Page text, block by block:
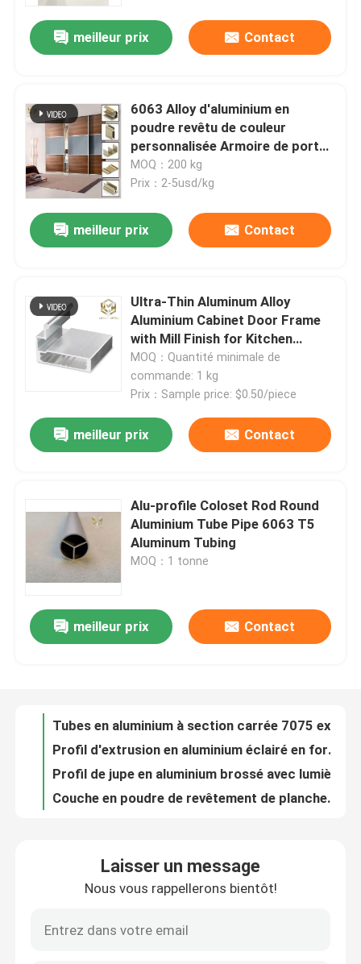
Produits
Visite d'usine
Contact
nouvelles
meilleur prix Contact
6063 Alloy d'aluminium en
poudre revêtu de couleur
personnalisée Armoire de porte
cadre profilé en aluminium
MOQ：200 kg
Prix：2-5usd/kg
meilleur prix Contact
Ultra-Thin Aluminum Alloy
Aluminium Cabinet Door Frame
with Mill Finish for Kitchen
Cabinets
MOQ：Quantité minimale de
commande: 1 kg
Prix：Sample price: $0.50/piece
meilleur prix Contact
Alu-profile Coloset Rod Round
Aluminium Tube Pipe 6063 T5
Aluminum Tubing
MOQ：1 tonne
meilleur prix Contact
Décibels Standard Aluminium profilé cadre de porte mince pour portes coulissantes
Profil d'extrusion en aluminium éclairé en forme de crique
Couche en poudre de revêtement de plancher en aluminium de Cove
Laisser un message
Nous vous rappellerons bientôt!